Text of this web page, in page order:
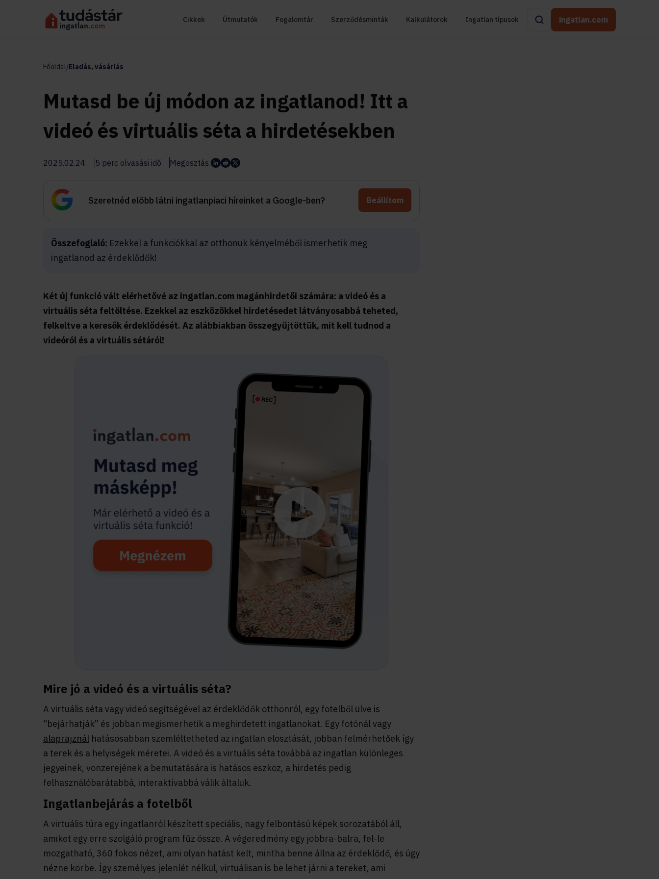
Cikkek Útmutatók Fogalomtár Szerződésminták Kalkulátorok Ingatlan típusok ingatlan.com
Főoldal/Eladás, vásárlás
Mutasd be új módon az ingatlanod! Itt a
videó és virtuális séta a hirdetésekben
2025.02.24. 5 perc olvasási idő Megosztás:
Szeretnéd előbb látni ingatlanpiaci híreinket a Google-ben? Beállítom
Összefoglaló: Ezekkel a funkciókkal az otthonuk kényelméből ismerhetik meg
ingatlanod az érdeklődők!
Két új funkció vált elérhetővé az ingatlan.com magánhirdetői számára: a videó és a
virtuális séta feltöltése. Ezekkel az eszközökkel hirdetésedet látványosabbá teheted,
felkeltve a keresők érdeklődését. Az alábbiakban összegyűjtöttük, mit kell tudnod a
videóról és a virtuális sétáról!
Mire jó a videó és a virtuális séta?
A virtuális séta vagy videó segítségével az érdeklődők otthonról, egy fotelből ülve is
“bejárhatják” és jobban megismerhetik a meghirdetett ingatlanokat. Egy fotónál vagy
alaprajznál hatásosabban szemléltetheted az ingatlan elosztását, jobban felmérhetőek így
a terek és a helyiségek méretei. A videó és a virtuális séta továbbá az ingatlan különleges
jegyeinek, vonzerejének a bemutatására is hatásos eszköz, a hirdetés pedig
felhasználóbarátabbá, interaktívabbá válik általuk.
Ingatlanbejárás a fotelből
A virtuális túra egy ingatlanról készített speciális, nagy felbontású képek sorozatából áll,
amiket egy erre szolgáló program fűz össze. A végeredmény egy jobbra-balra, fel-le
mozgatható, 360 fokos nézet, ami olyan hatást kelt, mintha benne állna az érdeklődő, és úgy
nézne körbe. Így személyes jelenlét nélkül, virtuálisan is be lehet járni a tereket, ami